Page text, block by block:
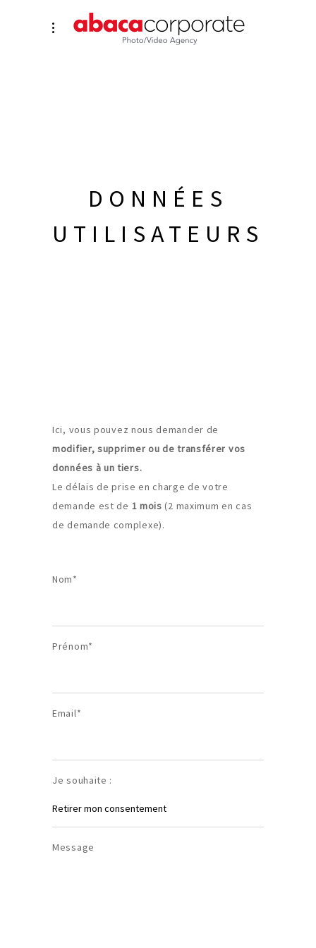
DONNÉES
UTILISATEURS
Ici, vous pouvez nous demander de
modifier, supprimer ou de transférer vos
données à un tiers.
Le délais de prise en charge de votre
demande est de 1 mois (2 maximum en cas
de demande complexe).
Nom*
Prénom*
Email*
Je souhaite :
Message